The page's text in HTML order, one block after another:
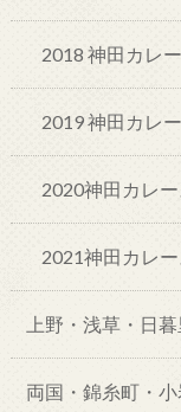
2018 神田カレ
2019 神田カレ
2020神田カレ
2021神田カレ
上野・浅草・日暮
両国・錦糸町・